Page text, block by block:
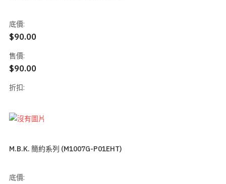
底價:
$90.00
售價:
$90.00
折扣:
M.B.K. 簡約系列 (M1007G-P01EHT)
底價: